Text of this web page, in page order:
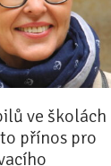
ve školách
přínos pro